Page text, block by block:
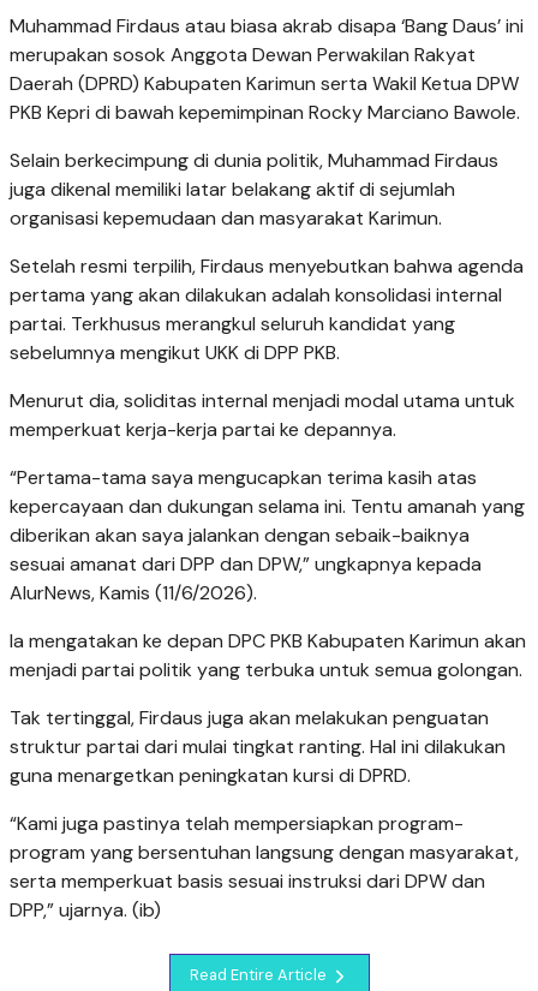
Muhammad Firdaus atau biasa akrab disapa ‘Bang Daus’ ini
merupakan sosok Anggota Dewan Perwakilan Rakyat
Daerah (DPRD) Kabupaten Karimun serta Wakil Ketua DPW
PKB Kepri di bawah kepemimpinan Rocky Marciano Bawole.
Selain berkecimpung di dunia politik, Muhammad Firdaus
juga dikenal memiliki latar belakang aktif di sejumlah
organisasi kepemudaan dan masyarakat Karimun.
Setelah resmi terpilih, Firdaus menyebutkan bahwa agenda
pertama yang akan dilakukan adalah konsolidasi internal
partai. Terkhusus merangkul seluruh kandidat yang
sebelumnya mengikut UKK di DPP PKB.
Menurut dia, soliditas internal menjadi modal utama untuk
memperkuat kerja-kerja partai ke depannya.
“Pertama-tama saya mengucapkan terima kasih atas
kepercayaan dan dukungan selama ini. Tentu amanah yang
diberikan akan saya jalankan dengan sebaik-baiknya
sesuai amanat dari DPP dan DPW,” ungkapnya kepada
AlurNews, Kamis (11/6/2026).
Ia mengatakan ke depan DPC PKB Kabupaten Karimun akan
menjadi partai politik yang terbuka untuk semua golongan.
Tak tertinggal, Firdaus juga akan melakukan penguatan
struktur partai dari mulai tingkat ranting. Hal ini dilakukan
guna menargetkan peningkatan kursi di DPRD.
“Kami juga pastinya telah mempersiapkan program-
program yang bersentuhan langsung dengan masyarakat,
serta memperkuat basis sesuai instruksi dari DPW dan
DPP,” ujarnya. (ib)
Read Entire Article